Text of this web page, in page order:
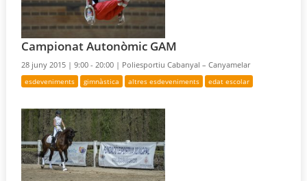
Campionat Autonòmic GAM
28 juny 2015 |9:00 - 20:00 | Poliesportiu Cabanyal – Canyamelar
esdeveniments gimnàstica altres esdeveniments edat escolar